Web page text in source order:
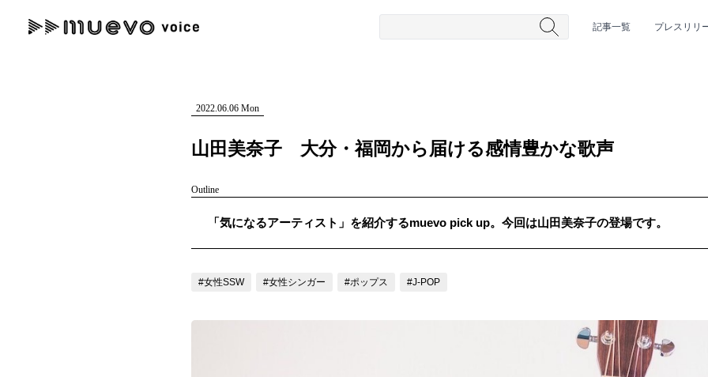
記事一覧 プレスリリ
#女性SSW #ロック #男性シンガー #HR/HM #女性シンガー #ヒップホップ #男性シンガーグルー
"読者の声を形にする”音楽特化メディア
2022.06.06 Mon
山田美奈子 大分・福岡から届ける感情豊かな歌声
Outline
「気になるアーティスト」を紹介するmuevo pick up。今回は山田美奈子の登場です。
#女性SSW #女性シンガー #ポップス #J-POP